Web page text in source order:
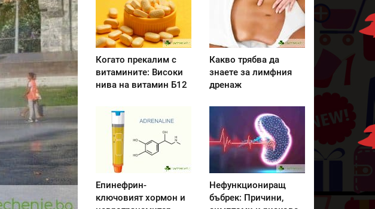
Когато прекалим с
витамините: Високи
нива на витамин Б12
Какво трябва да
знаете за лимфния
дренаж
Епинефрин-
ключовият хормон и
Нефункциониращ
бъбрек: Причини,